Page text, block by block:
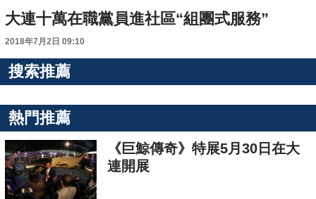
大連十萬在職黨員進社區“組團式服務”
2018年7月2日 09:10
搜索推薦
熱門推薦
《巨鯨傳奇》特展5月30日在大
連開展